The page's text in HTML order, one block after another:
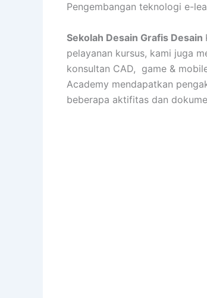
Pengembangan teknologi e-
Sekolah Desain Grafis Desain
pelayanan kursus, kami juga
konsultan CAD, game &
Academy mendapatkan
beberapa aktifitas dan